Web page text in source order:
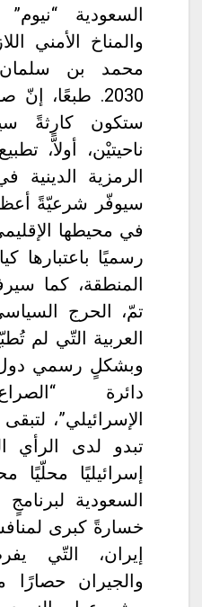
السعودية
والمناخ الأمني
محمد بن سلمان
2030. طبعًا،
ستكون كارثةً
ناحيتيْن، أولاًّ،
الرمزية الدينية
سيوفّر شرعيّةً
في محيطها
رسميًا باعتبارها
المنطقة، كما
تمّ، الحرج
العربية التّي لم
وبشكلٍ رسمي دول
دائرة
الإسرائيلي”،
تبدو لدى الرأي
إسرائيليًا محلّيًا
السعودية
خسارةً كبرى
إيران، التّي
والجيران